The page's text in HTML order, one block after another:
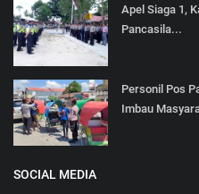
Apel Siaga 1,
Pancasila...
Personil Pos
Imbau
SOCIAL MEDIA